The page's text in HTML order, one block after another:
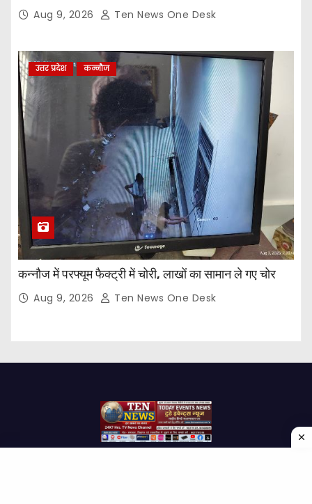
Aug 9, 2026 Ten News One Desk
उत्तर प्रदेश कन्नौज
कन्नौज में परफ्यूम फैक्ट्री में चोरी, लाखों का सामान ले गए चोर
Aug 9, 2026 Ten News One Desk